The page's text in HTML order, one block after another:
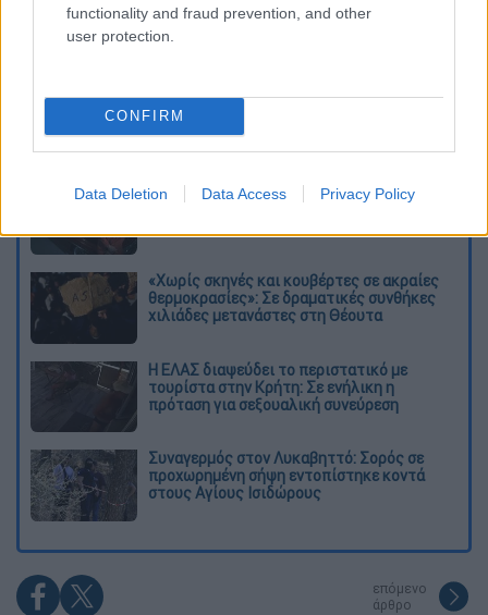
functionality and fraud prevention, and other
user protection.
CONFIRM
Data Deletion Data Access Privacy Policy
Διαβάστε ακόμη
Kadebostany στο ethnos.gr: «Κάποτε
πίστευα ότι το να είσαι outsider ήταν
«Χωρίς σκηνές και κουβέρτες σε ακραίες
θερμοκρασίες»: Σε δραματικές συνθήκες
χιλιάδες μετανάστες στη Θέουτα
Η ΕΛΑΣ διαψεύδει το περιστατικό με
τουρίστα στην Κρήτη: Σε ενήλικη η
πρόταση για σεξουαλική συνεύρεση
Συναγερμός στον Λυκαβηττό: Σορός σε
προχωρημένη σήψη εντοπίστηκε κοντά
στους Αγίους Ισιδώρους
επόμενο
άρθρο